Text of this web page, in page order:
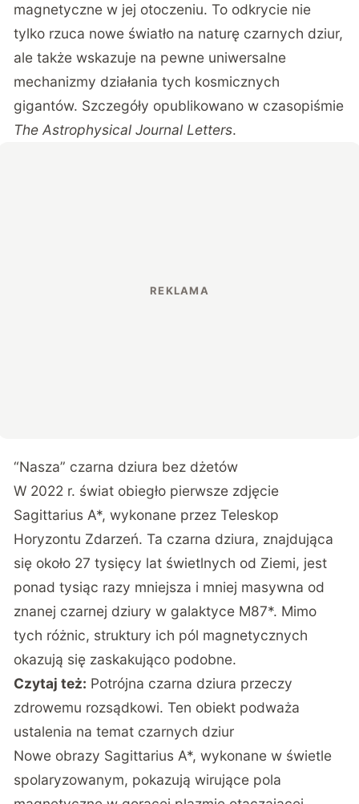
magnetyczne w jej otoczeniu. To odkrycie nie
tylko rzuca nowe światło na naturę czarnych dziur,
ale także wskazuje na pewne uniwersalne
mechanizmy działania tych kosmicznych
gigantów. Szczegóły opublikowano w czasopiśmie
The Astrophysical Journal Letters.
“Nasza” czarna dziura bez dżetów
W 2022 r. świat obiegło pierwsze zdjęcie
Sagittarius A*, wykonane przez Teleskop
Horyzontu Zdarzeń. Ta czarna dziura, znajdująca
się około 27 tysięcy lat świetlnych od Ziemi, jest
ponad tysiąc razy mniejsza i mniej masywna od
znanej czarnej dziury w galaktyce M87*. Mimo
tych różnic, struktury ich pól magnetycznych
okazują się zaskakująco podobne.
Czytaj też: Potrójna czarna dziura przeczy
zdrowemu rozsądkowi. Ten obiekt podważa
ustalenia na temat czarnych dziur
Nowe obrazy Sagittarius A*, wykonane w świetle
spolaryzowanym, pokazują wirujące pola